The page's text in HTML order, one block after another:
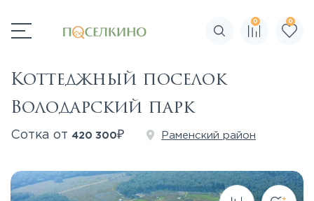
Поиск по сайту
0 0
Коттеджный поселок
Володарский парк
Сотка от 420 300₽ Раменский район